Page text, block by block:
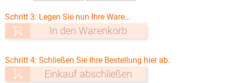
Schritt 3: Legen Sie nun Ihre Ware...
In den Warenkorb
Schritt 4: Schließen Sie Ihre Bestellung hier ab.
Einkauf abschließen